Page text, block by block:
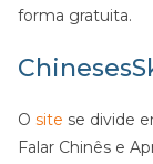
forma gratuita.
O site se divide
Falar Chinês e